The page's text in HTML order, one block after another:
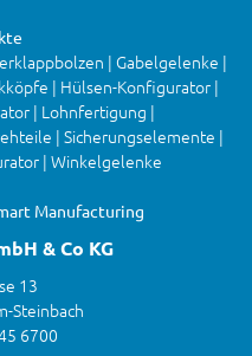
| Gabelgelenke |
| Hülsen-Konfigurator |
| Lohnfertigung |
| Sicherungselemente |
| Winkelgelenke
Manufacturing
& Co KG
13
Steinbach
6700